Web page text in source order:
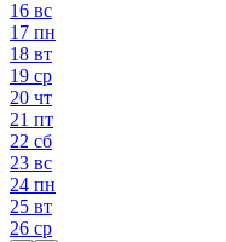
16 вс
17 пн
18 вт
19 ср
20 чт
21 пт
22 сб
23 вс
24 пн
25 вт
26 ср